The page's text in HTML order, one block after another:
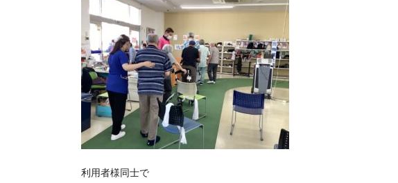
利用者様同士で